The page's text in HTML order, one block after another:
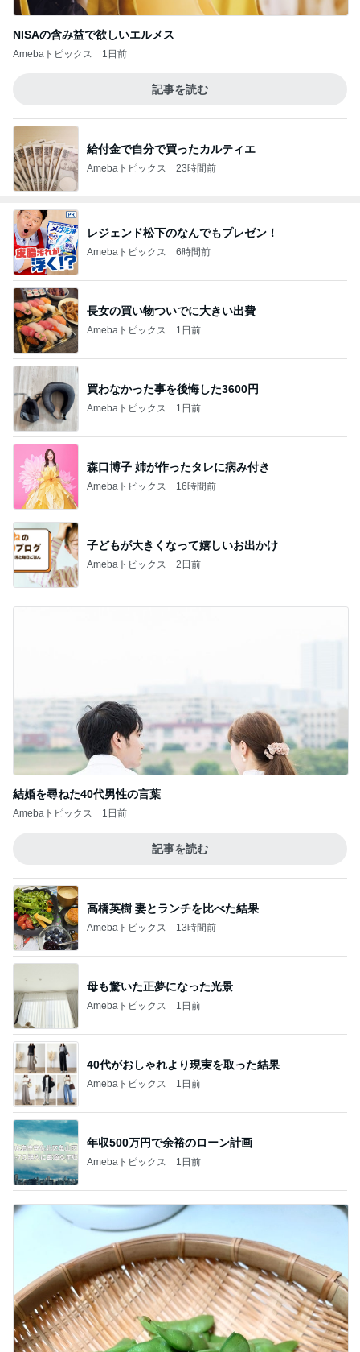
NISAの含み益で欲しいエルメス
Amebaトピックス 1日前
記事を読む
給付金で自分で買ったカルティエ
Amebaトピックス 23時間前
レジェンド松下のなんでもプレゼン！
Amebaトピックス 6時間前
長女の買い物ついでに大きい出費
Amebaトピックス 1日前
買わなかった事を後悔した3600円
Amebaトピックス 1日前
森口博子 姉が作ったタレに病み付き
Amebaトピックス 16時間前
子どもが大きくなって嬉しいお出かけ
Amebaトピックス 2日前
結婚を尋ねた40代男性の言葉
Amebaトピックス 1日前
記事を読む
高橋英樹 妻とランチを比べた結果
Amebaトピックス 13時間前
母も驚いた正夢になった光景
Amebaトピックス 1日前
40代がおしゃれより現実を取った結果
Amebaトピックス 1日前
年収500万円で余裕のローン計画
Amebaトピックス 1日前